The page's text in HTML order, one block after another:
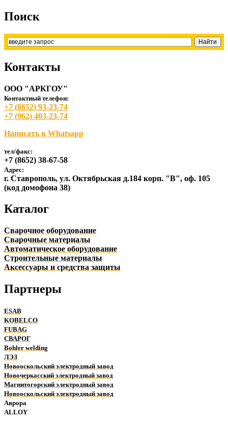
Поиск
Контакты
ООО "АРКГОУ"
Контактный телефон:
+7 (8652) 93-23-74
+7 (962) 403-23-74
Написать в Whatsapp
тел/факс:
+7 (8652) 38-67-58
Адрес:
г. Ставрополь, ул. Октябрьская д.184 корп. "В", оф. 105
(код домофона 38)
Каталог
Сварочное оборудование
Сварочные материалы
Автоматическое оборудование
Строительные материалы
Аксессуары и средства защиты
Партнеры
ESAB
KOBELCO
FUBAG
СВАРОГ
Bohler welding
ЛЭЗ
Новооскольский электродный завод
Новочеркасский электродный завод
Магнитогорский электродный завод
Новооскольский электродный завод
Аврора
ALLOY